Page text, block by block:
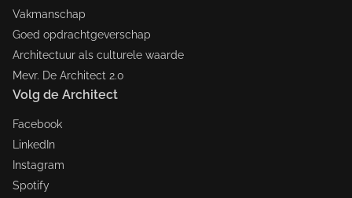
Vakmanschap
Goed opdrachtgeverschap
Architectuur als culturele waarde
Mevr. De Architect 2.0
Volg de Architect
Facebook
LinkedIn
Instagram
Spotify